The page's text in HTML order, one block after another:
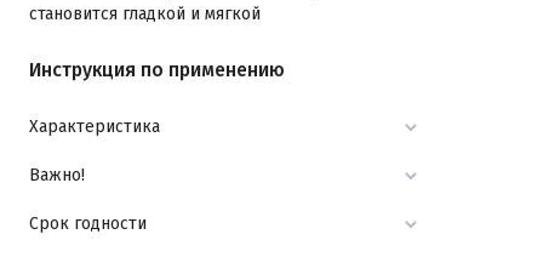
становится гладкой и мягкой
Инструкция по применению
Характеристика
Важно!
Срок годности